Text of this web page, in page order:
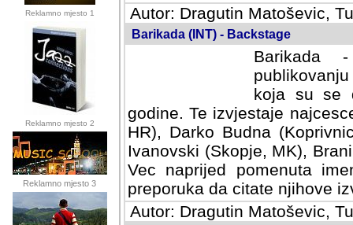
Reklamno mjesto 1
Reklamno mjesto 2
Reklamno mjesto 3
Autor: Dragutin Matoševic,
Barikada (INT) - Backstage
Barikada
koja su se
godine. Te izvjestaje
HR), Darko Budna
Ivanovski (Skopje, MK),
Vec naprijed pomenuta
preporuka da citate njihove
Autor: Dragutin Matoševic,